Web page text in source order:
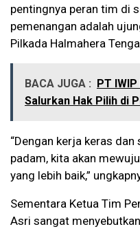
pentingnya peran tim di
pemenangan adalah
Pilkada Halmahera
BACA JUGA :
PT
Salurkan Hak Pilih di
“Dengan kerja keras
padam, kita akan
yang lebih baik,”
Sementara Ketua Tim
Asri sangat